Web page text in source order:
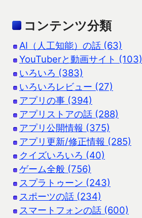
コンテンツ分類
AI（人工知能）の話 (63)
YouTuberと動画サイト (103)
いろいろ (383)
いろいろレビュー (27)
アプリの事 (394)
アプリストアの話 (288)
アプリ公開情報 (375)
アプリ更新/修正情報 (285)
クイズいろいろ (40)
ゲーム全般 (756)
スプラトゥーン (243)
スポーツの話 (234)
スマートフォンの話 (600)